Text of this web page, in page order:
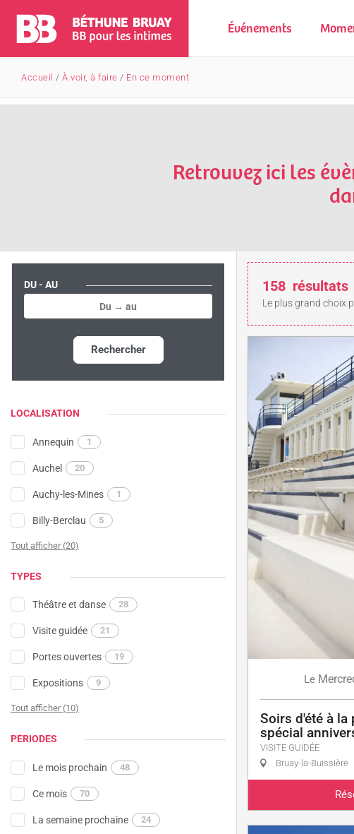
Événements
Accueil / À voir, à faire / En ce moment
Retrouvez ici les
DU - AU
Rechercher
LOCALISATION
Annequin 1
Auchel 20
Auchy-les-Mines 1
Billy-Berclau 5
Tout afficher (20)
TYPES
Théâtre et danse 28
Visite guidée 21
Portes ouvertes 19
Expositions 9
Tout afficher (10)
PÉRIODES
Le mois prochain 48
Ce mois 70
La semaine prochaine 24
158 résultats
Le plus grand choix
Le
Soirs d'été à la
spécial
VISITE GUIDÉE
Bruay-la-Buissière